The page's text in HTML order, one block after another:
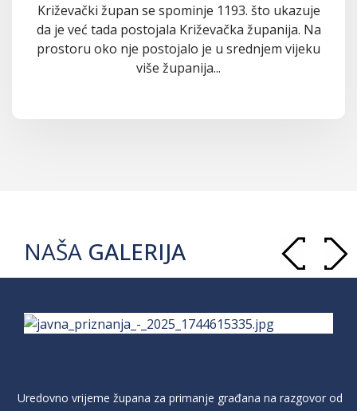
Križevački župan se spominje 1193. što ukazuje
da je već tada postojala Križevačka županija. Na
prostoru oko nje postojalo je u srednjem vijeku
više županija...
NAŠA GALERIJA
Uredovno vrijeme župana za primanje građana na razgovor od